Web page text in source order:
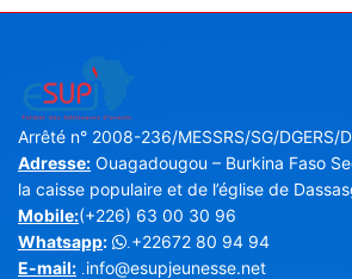
Arrêté n° 2008-236/MESSRS/SG/DGERS/
Adresse: Ouagadougou – Burkina Faso
la caisse populaire et de l’église de
Mobile:(+226) 63 00 30 96
Whatsapp:
+22672 80 94 94
E-mail: info@esupjeunesse.net